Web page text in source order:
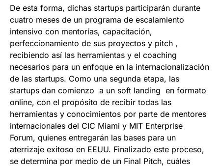
De esta forma, dichas startups participarán durante
cuatro meses de un programa de escalamiento
intensivo con mentorías, capacitación,
perfeccionamiento de sus proyectos y pitch ,
recibiendo así las herramientas y el coaching
necesarios para un enfoque en la internacionalización
de las startups. Como una segunda etapa, las
startups dan comienzo a un soft landing en formato
online, con el propósito de recibir todas las
herramientas y conocimientos por parte de mentores
internacionales del CIC Miami y MIT Enterprise
Forum, quienes entregarán las bases para un
aterrizaje exitoso en EEUU. Finalizado este proceso,
se determina por medio de un Final Pitch, cuáles